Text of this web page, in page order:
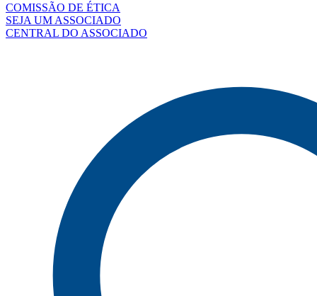
COMISSÃO DE ÉTICA
SEJA UM ASSOCIADO
CENTRAL DO ASSOCIADO